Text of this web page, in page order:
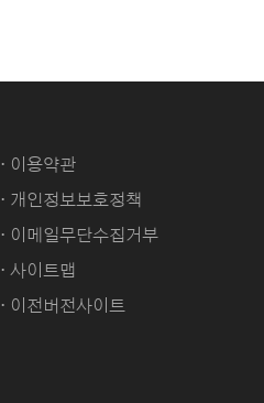
· 이용약관
· 개인정보보호정책
· 이메일무단수집거부
· 사이트맵
· 이전버전사이트